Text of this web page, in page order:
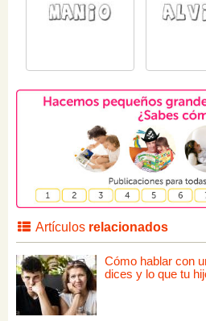
Artículos relacionados
Cómo hablar con
dices y lo que tu